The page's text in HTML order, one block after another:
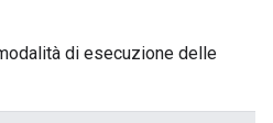
di esecuzione delle